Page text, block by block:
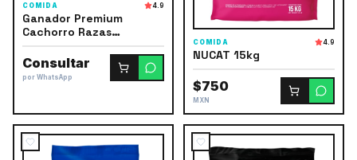
COMIDA 4.9
Ganador Premium
Cachorro Razas
Pequeñas
Consultar
por WhatsApp
COMIDA 4.9
NUCAT 15kg
$750
MXN